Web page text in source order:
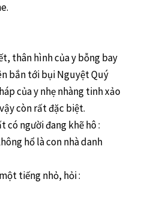
thân hình của y bỗng bay
bắn tới bụi Nguyệt Quý
của y nhẹ nhàng tinh xảo
còn rất đặc biệt.
có người đang khẽ hô :
hổ là con nhà danh
tiếng nhỏ, hỏi :